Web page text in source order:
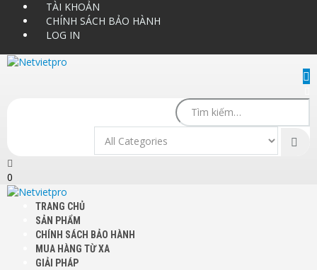
TÀI KHOẢN
CHÍNH SÁCH BẢO HÀNH
LOG IN
0
TRANG CHỦ
SẢN PHẨM
CHÍNH SÁCH BẢO HÀNH
MUA HÀNG TỪ XA
GIẢI PHÁP